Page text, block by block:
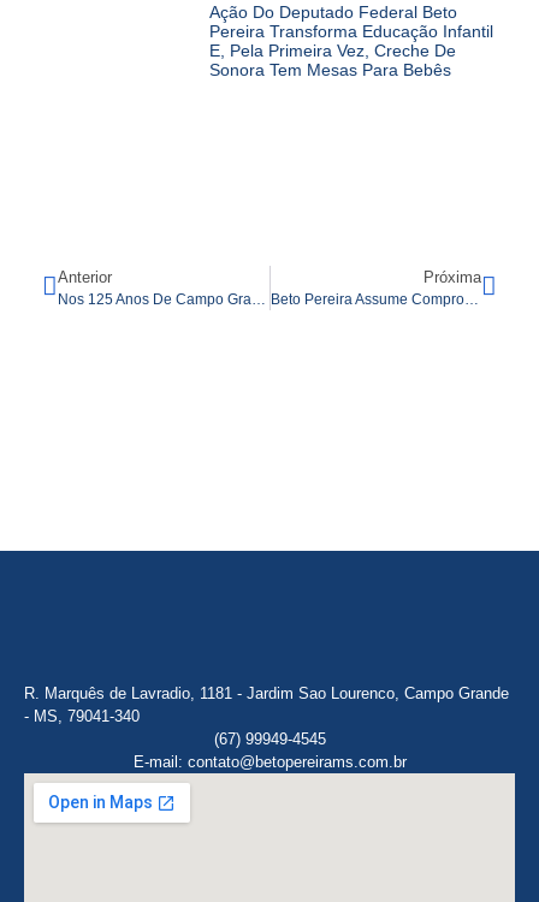
Ação Do Deputado Federal Beto
Pereira Transforma Educação Infantil
E, Pela Primeira Vez, Creche De
Sonora Tem Mesas Para Bebês
Anterior
Nos 125 Anos De Campo Grande, Beto Pereira Quer Conduzir A Capital Ao Futuro
Próxima
Beto Pereira Assume Compromissos Com A Construção Civil E O SECOVI-MS
R. Marquês de Lavradio, 1181 - Jardim Sao Lourenco, Campo Grande
- MS, 79041-340
(67) 99949-4545
E-mail: contato@betopereirams.com.br